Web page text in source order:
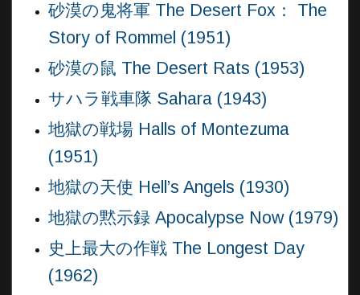
砂漠の鬼将軍 The Desert Fox： The
Story of Rommel (1951)
砂漠の鼠 The Desert Rats (1953)
サハラ戦車隊 Sahara (1943)
地獄の戦場 Halls of Montezuma
(1951)
地獄の天使 Hell’s Angels (1930)
地獄の黙示録 Apocalypse Now (1979)
史上最大の作戦 The Longest Day
(1962)